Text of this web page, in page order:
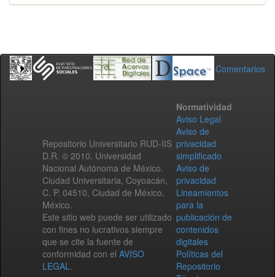
Comentarios
Repositorio Universitario RUD-IIS
D.R. © 2010. Universidad
Nacional Autónoma de México.
Ciudad Universitaria, Coyoacán,
C. P. 04510, Ciudad de México,
México.
Este sitio web puede ser utilizado
con fines no lucrativos siempre
que se cite la fuente de
conformidad con el AVISO
LEGAL.
Normatividad
Aviso Legal
Aviso de
privacidad
simplificado
Aviso de
privacidad
Lineamientos
para la
publicación de
contenidos
digitales
Políticas del
Repositorio